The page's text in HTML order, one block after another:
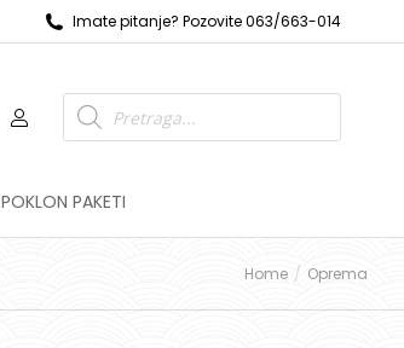
Imate pitanje? Pozovite 063/663-014
POKLON PAKETI
Home Oprema